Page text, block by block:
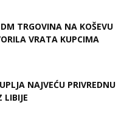
TRGOVINA NA KOŠEVU
VRATA KUPCIMA
NAJVEĆU PRIVREDNU
LIBIJE